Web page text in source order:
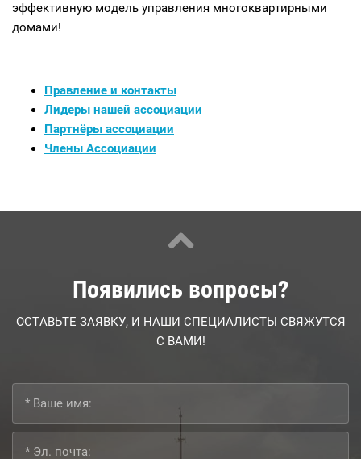
эффективную модель управления многоквартирными
домами!
Правление и контакты
Лидеры нашей ассоциации
Партнёры ассоциации
Члены Ассоциации
Появились вопросы?
ОСТАВЬТЕ ЗАЯВКУ, И НАШИ СПЕЦИАЛИСТЫ СВЯЖУТСЯ
С ВАМИ!